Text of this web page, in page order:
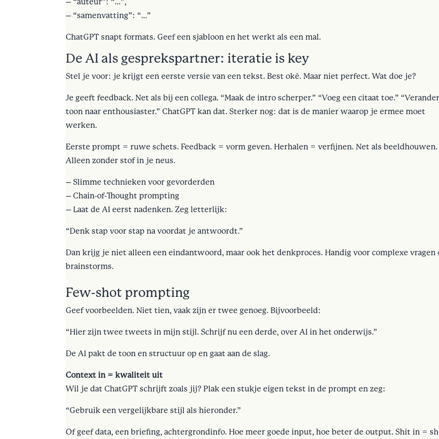
– “samenvatting”: “…”
ChatGPT snapt formats. Geef een sjabloon en het werkt als een mal.
De AI als gesprekspartner: iteratie is key
Stel je voor: je krijgt een eerste versie van een tekst. Best oké. Maar niet perfect. Wat doe je?
Je geeft feedback. Net als bij een collega. “Maak de intro scherper.” “Voeg een citaat toe.”
toon naar enthousiaster.” ChatGPT kan dat. Sterker nog: dat is de manier waarop je ermee moet
werken.
Eerste prompt = ruwe schets. Feedback = vorm geven. Herhalen = verfijnen. Net als beeldhouwen.
Alleen zonder stof in je neus.
– Slimme technieken voor gevorderden
– Chain-of-Thought prompting
– Laat de AI eerst nadenken. Zeg letterlijk:
“Denk stap voor stap na voordat je antwoordt.”
Dan krijg je niet alleen een eindantwoord, maar ook het denkproces. Handig voor complexe vragen
brainstorms.
Few-shot prompting
Geef voorbeelden. Niet tien, vaak zijn er twee genoeg. Bijvoorbeeld:
“Hier zijn twee tweets in mijn stijl. Schrijf nu een derde, over AI in het onderwijs.”
De AI pakt de toon en structuur op en gaat aan de slag.
Context in = kwaliteit uit
Wil je dat ChatGPT schrijft zoals jij? Plak een stukje eigen tekst in de prompt en zeg:
“Gebruik een vergelijkbare stijl als hieronder.”
Of geef data, een briefing, achtergrondinfo. Hoe meer goede input, hoe beter de output. Shit in =